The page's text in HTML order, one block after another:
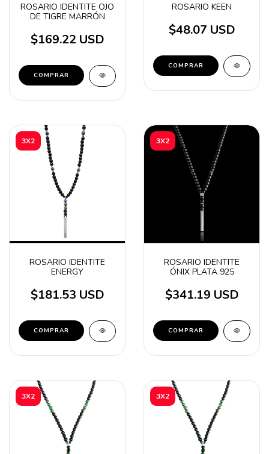
ROSARIO IDENTITE OJO
DE TIGRE MARRÓN
$169.22 USD
ROSARIO KEEN
$48.07 USD
3X2
ROSARIO IDENTITE
ENERGY
$181.53 USD
3X2
ROSARIO IDENTITE
ÓNIX PLATA 925
$341.19 USD
3X2 3X2